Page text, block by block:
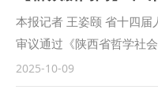
果展示专区”三大核心板块
列与数字化技术，全方位
法治思想“进教材、进课堂
人成效。 西北政法大学校
本报记者 王姿颐 省十四
审议通过《陕西省哲学社
公布之日起施行。日前，
哲学社会科学研究中心执
2025-10-09